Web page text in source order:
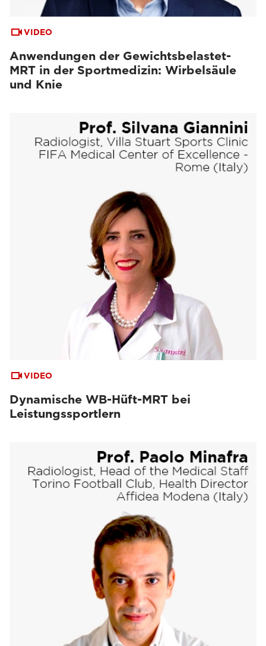
VIDEO
Anwendungen der Gewichtsbelastet-
MRT in der Sportmedizin: Wirbelsäule
und Knie
VIDEO
Dynamische WB-Hüft-MRT bei
Leistungssportlern